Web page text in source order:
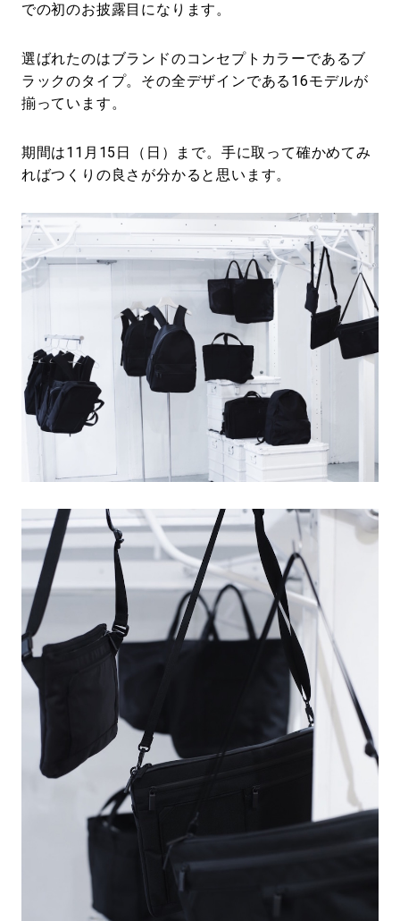
での初のお披露目になります。
選ばれたのはブランドのコンセプトカラーであるブ
ラックのタイプ。その全デザインである16モデルが
揃っています。
期間は11月15日（日）まで。手に取って確かめてみ
ればつくりの良さが分かると思います。